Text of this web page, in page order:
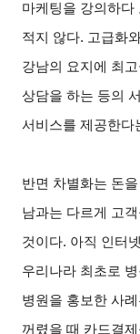
마케팅을 강의하다
적지 않다. 고급화
강남의 요지에 최
상담을 하는 등의
서비스를 제공한다
반면 차별화는 돈
남과는 다르게 고
것이다. 아직 인터
우리나라 최초로
병원을 홍보한 사
꺼렸을 때 카드결